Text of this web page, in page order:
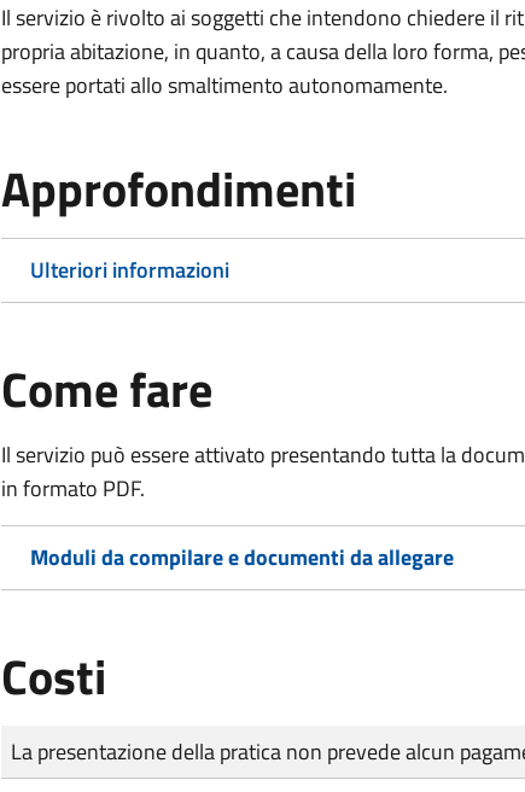
Il servizio è rivolto ai soggetti che intendono chiedere il
propria abitazione, in quanto, a causa della loro forma,
essere portati allo smaltimento autonomamente.
Approfondimenti
Ulteriori informazioni
Come fare
Il servizio può essere attivato presentando tutta la
in formato PDF.
Moduli da compilare e documenti da allegare
Costi
Tipo di pagamento
Importo
La presentazione della pratica non prevede alcun